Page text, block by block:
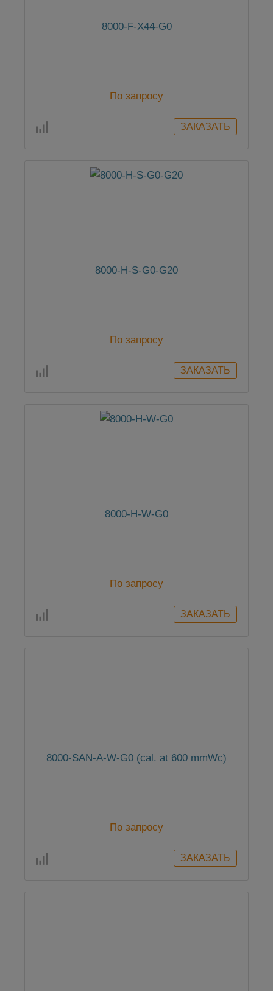
8000-F-X44-G0
По запросу
8000-H-S-G0-G20
По запросу
8000-H-W-G0
По запросу
8000-SAN-A-W-G0 (cal. at 600 mmWc)
По запросу